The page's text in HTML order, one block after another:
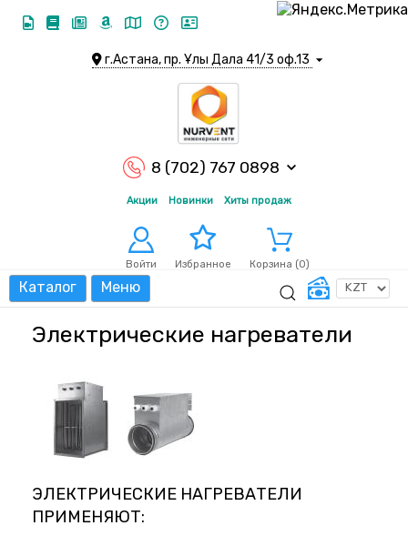
г.Астана, пр. Ұлы Дала 41/3 оф.13
8 (702) 767 0898
Акции Новинки Хиты продаж
Войти Избранное Корзина (0)
Каталог Меню
Электрические нагреватели
ЭЛЕКТРИЧЕСКИЕ НАГРЕВАТЕЛИ
ПРИМЕНЯЮТ: